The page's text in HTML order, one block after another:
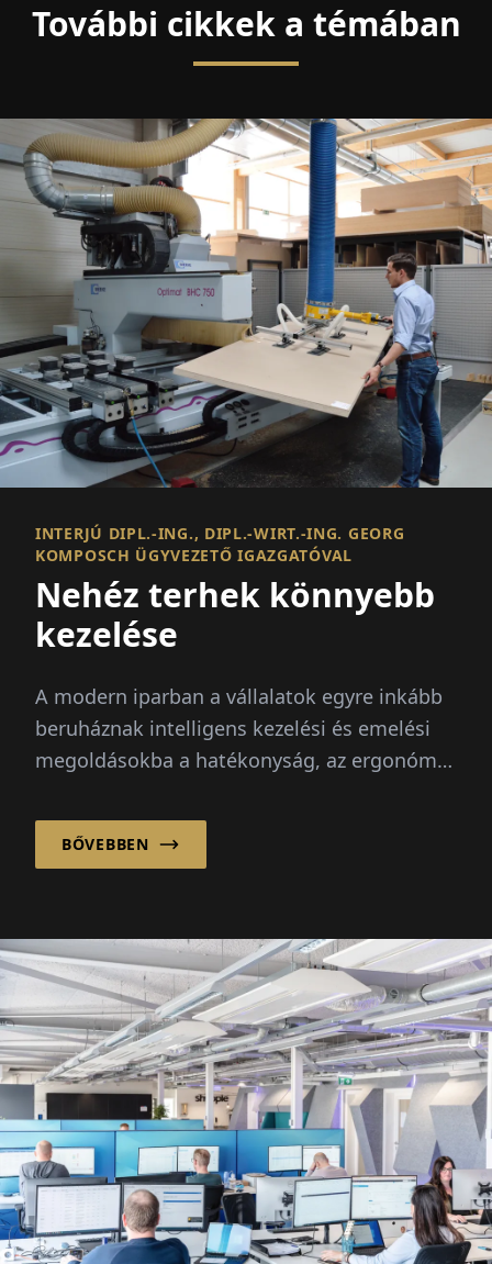
További cikkek a témában
INTERJÚ DIPL.-ING., DIPL.-WIRT.-ING. GEORG
KOMPOSCH ÜGYVEZETŐ IGAZGATÓVAL
Nehéz terhek könnyebb
kezelése
A modern iparban a vállalatok egyre inkább
beruháznak intelligens kezelési és emelési
megoldásokba a hatékonyság, az ergonómia
BŐVEBBEN